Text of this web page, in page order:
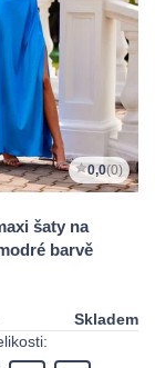
0,0(0)
šaty na
barvě
Skladem